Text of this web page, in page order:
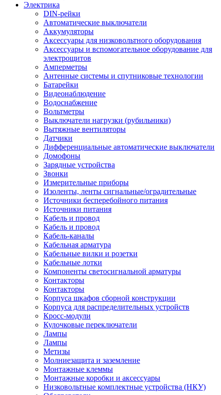
Электрика
DIN-рейки
Автоматические выключатели
Аккумуляторы
Аксессуары для низковольтного оборудования
Аксессуары и вспомогательное оборудование для
электрощитов
Амперметры
Антенные системы и спутниковые технологии
Батарейки
Видеонаблюдение
Водоснабжение
Вольтметры
Выключатели нагрузки (рубильники)
Вытяжные вентиляторы
Датчики
Дифференциальные автоматические выключатели
Домофоны
Зарядные устройства
Звонки
Измерительные приборы
Изоленты, ленты сигнальные/оградительные
Источники бесперебойного питания
Источники питания
Кабель и провод
Кабель и провод
Кабель-каналы
Кабельная арматура
Кабельные вилки и розетки
Кабельные лотки
Компоненты светосигнальной арматуры
Контакторы
Контакторы
Корпуса шкафов сборной конструкции
Корпуса для распределительных устройств
Кросс-модули
Кулочковые переключатели
Лампы
Лампы
Метизы
Молниезащита и заземление
Монтажные клеммы
Монтажные коробки и аксессуары
Низковольтные комплектные устройства (НКУ)